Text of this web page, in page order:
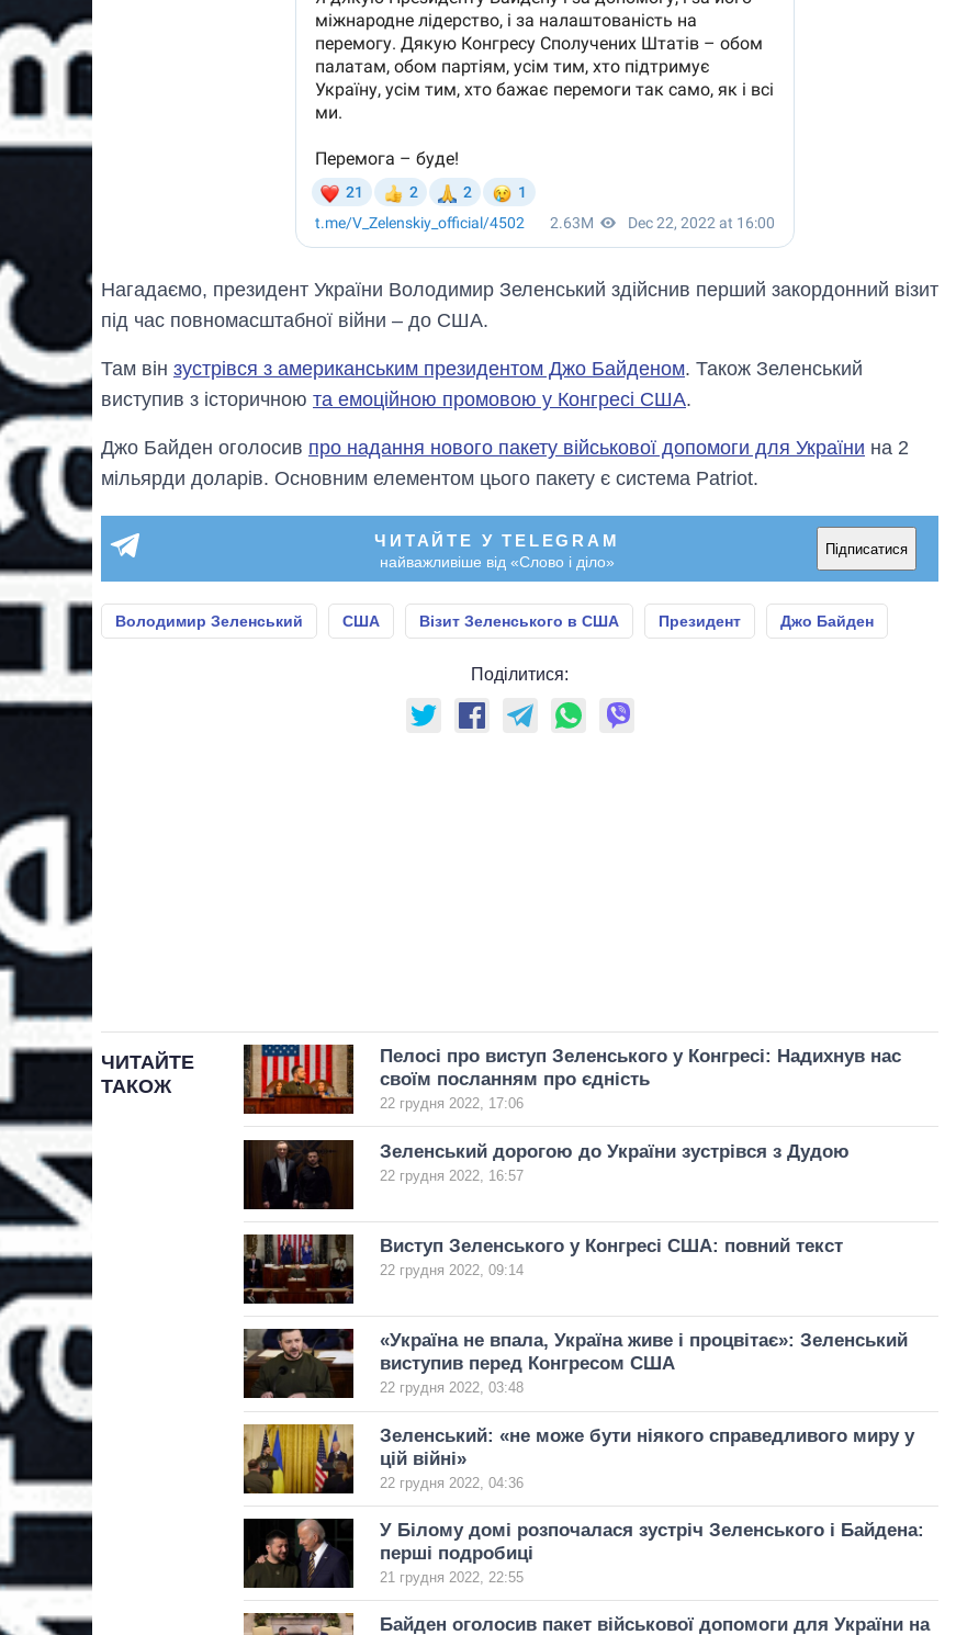
Нагадаємо, президент України Володимир Зеленський здійснив перший закордонний візит
під час повномасштабної війни – до США.
Там він зустрівся з американським президентом Джо Байденом. Також Зеленський
виступив з історичною та емоційною промовою у Конгресі США.
Джо Байден оголосив про надання нового пакету військової допомоги для України на 2
мільярди доларів. Основним елементом цього пакету є система Patriot.
ЧИТАЙТЕ У TELEGRAM
найважливіше від «Слово і діло»
Підписатися
Володимир Зеленський США Візит Зеленського в США Президент Джо Байден
Поділитися:
ЧИТАЙТЕ
ТАКОЖ
Пелосі про виступ Зеленського у Конгресі: Надихнув нас
своїм посланням про єдність
22 грудня 2022, 17:06
Зеленський дорогою до України зустрівся з Дудою
22 грудня 2022, 16:57
Виступ Зеленського у Конгресі США: повний текст
22 грудня 2022, 09:14
«Україна не впала, Україна живе і процвітає»: Зеленський
виступив перед Конгресом США
22 грудня 2022, 03:48
Зеленський: «не може бути ніякого справедливого миру у
цій війні»
22 грудня 2022, 04:36
У Білому домі розпочалася зустріч Зеленського і Байдена:
перші подробиці
21 грудня 2022, 22:55
Байден оголосив пакет військової допомоги для України на